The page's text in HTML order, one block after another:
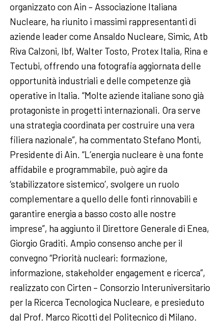
organizzato con Ain – Associazione Italiana
Nucleare, ha riunito i massimi rappresentanti di
aziende leader come Ansaldo Nucleare, Simic, Atb
Riva Calzoni, Ibf, Walter Tosto, Protex Italia, Rina e
Tectubi, offrendo una fotografia aggiornata delle
opportunità industriali e delle competenze già
operative in Italia. “Molte aziende italiane sono già
protagoniste in progetti internazionali. Ora serve
una strategia coordinata per costruire una vera
filiera nazionale”, ha commentato Stefano Monti,
Presidente di Ain. “L’energia nucleare è una fonte
affidabile e programmabile, può agire da
‘stabilizzatore sistemico’, svolgere un ruolo
complementare a quello delle fonti rinnovabili e
garantire energia a basso costo alle nostre
imprese”, ha aggiunto il Direttore Generale di Enea,
Giorgio Graditi. Ampio consenso anche per il
convegno “Priorità nucleari: formazione,
informazione, stakeholder engagement e ricerca”,
realizzato con Cirten – Consorzio Interuniversitario
per la Ricerca Tecnologica Nucleare, e presieduto
dal Prof. Marco Ricotti del Politecnico di Milano.